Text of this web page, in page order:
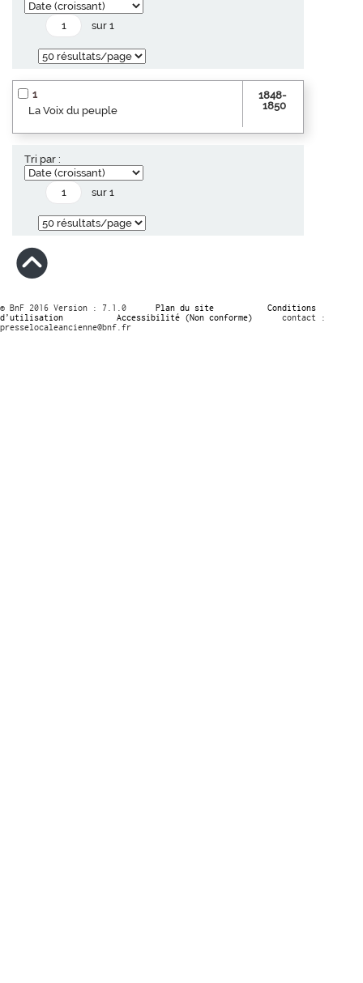
sur 1
1
La Voix du peuple
1848-
1850
Tri par :
sur 1
© BnF 2016 Version : 7.1.0 Plan du site
Conditions
d’utilisation
Accessibilité (Non conforme)
contact :
presselocaleancienne@bnf.fr